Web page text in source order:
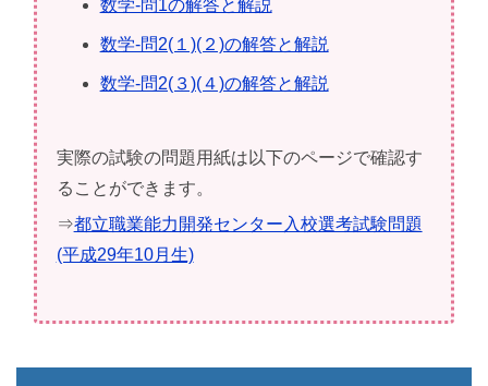
数学-問1の解答と解説
数学-問2(１)(２)の解答と解説
数学-問2(３)(４)の解答と解説
実際の試験の問題用紙は以下のページで確認す
ることができます。
⇒都立職業能力開発センター入校選考試験問題
(平成29年10月生)